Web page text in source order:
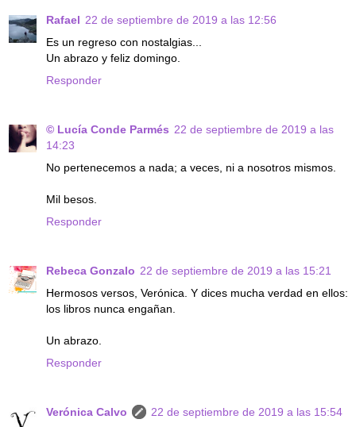
Rafael 22 de septiembre de 2019 a las 12:56
Es un regreso con nostalgias...
Un abrazo y feliz domingo.
Responder
© Lucía Conde Parmés 22 de septiembre de 2019 a las
14:23
No pertenecemos a nada; a veces, ni a nosotros mismos.
Mil besos.
Responder
Rebeca Gonzalo 22 de septiembre de 2019 a las 15:21
Hermosos versos, Verónica. Y dices mucha verdad en ellos:
los libros nunca engañan.
Un abrazo.
Responder
Verónica Calvo
22 de septiembre de 2019 a las 15:54